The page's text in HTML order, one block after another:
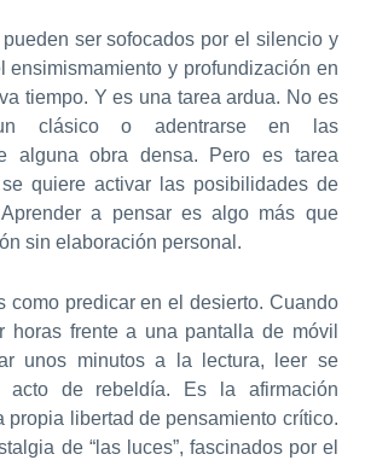
ser sofocados por el silencio y
ensimismamiento y profundización en
tiempo. Y es una tarea ardua. No es
clásico o adentrarse en las
alguna obra densa. Pero es tarea
quiere activar las posibilidades de
a pensar es algo más que
sin elaboración personal.
como predicar en el desierto. Cuando
horas frente a una pantalla de móvil
unos minutos a la lectura, leer se
acto de rebeldía. Es la afirmación
propia libertad de pensamiento crítico.
de “las luces”, fascinados por el